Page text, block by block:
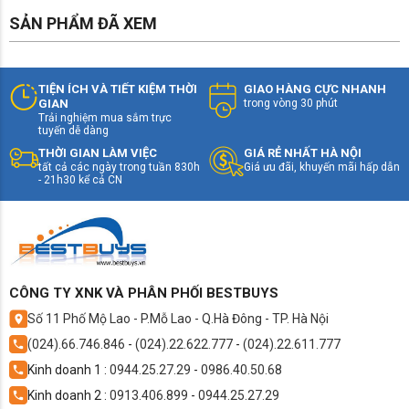
Môi chất lạnh R32
R32 là môi chất lạnh mới mà các thương hiệu điều
hòa lớn như Đaikin, Panasonic, LG, Samsung... sử
dụng cho các sản phẩm của mình. Với môi chất mới
R32 này giúp máy tăng hiệu suất làm lạnh, thân
SẢN PHẨM ĐÃ XEM
TIỆN ÍCH VÀ TIẾT KIỆM THỜI
GIAN
Trải nghiệm mua sắm trực
tuyến dễ dàng
GIAO HÀNG CỰC NHANH
trong vòng 30 phút
THỜI GIAN LÀM VIỆC
tất cả các ngày trong tuần 830h
- 21h30 kể cả CN
GIÁ RẺ NHẤT HÀ NỘI
Giá ưu đãi, khuyến mãi hấp dẫn
CÔNG TY XNK VÀ PHÂN PHỐI BESTBUYS
Số 11 Phố Mộ Lao - P.Mỗ Lao - Q.Hà Đông - TP. Hà Nội
(024).66.746.846 - (024).22.622.777 - (024).22.611.777
Kinh doanh 1 : 0944.25.27.29 - 0986.40.50.68
Kinh doanh 2 : 0913.406.899 - 0944.25.27.29